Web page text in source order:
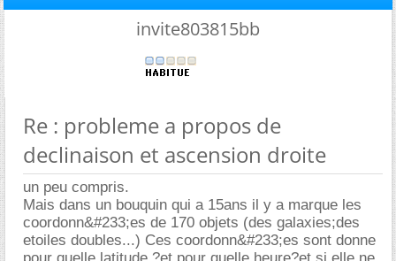
invite803815bb
Re : probleme a propos de
declinaison et ascension droite
un peu compris.
Mais dans un bouquin qui a 15ans il y a marque les
coordonn&#233;es de 170 objets (des galaxies;des
etoiles doubles...) Ces coordonn&#233;es sont donne